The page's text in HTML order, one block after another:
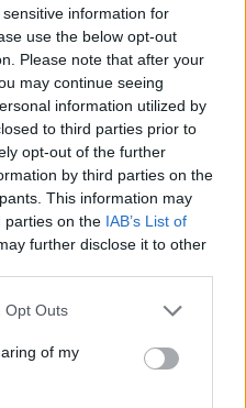
information for
use the below opt-out
Please note that after your
may continue seeing
information utilized by
to third parties prior to
opt-out of the further
by third parties on the
This information may
parties on the IAB’s List of
further disclose it to other
Opt Outs
of my